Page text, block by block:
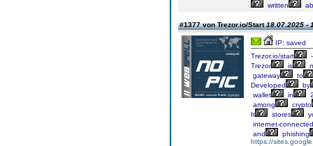
written
#1377 von Trezor.io/Start18.07.2025 -
IP: saved
Trezor.io/start
Trezor
is
gateway
to
Developed
by
wallet
in
among
crypto
It
stores
internet-connected
and
phishing
https://